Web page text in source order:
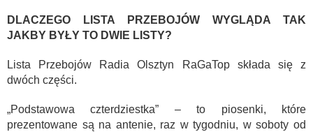
DLACZEGO LISTA PRZEBOJÓW WYGLĄDA TAK
JAKBY BYŁY TO DWIE LISTY?
Lista Przebojów Radia Olsztyn RaGaTop składa się z
dwóch części.
„Podstawowa czterdziestka” – to piosenki, które
prezentowane są na antenie, raz w tygodniu, w soboty od